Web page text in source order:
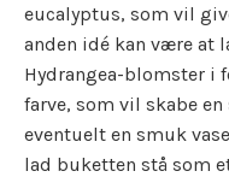
eucalyptus, som vil
anden idé kan være at
Hydrangea-blomster i
farve, som vil skabe
eventuelt en smuk
lad buketten stå som